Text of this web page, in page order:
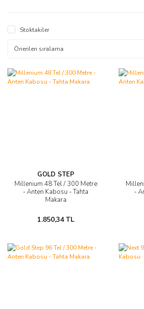
Stoktakiler
GOLD STEP
Millenium 48 Tel / 300 Metre
- Anten Kabosu - Tahta
Makara
1.850,34 TL
-